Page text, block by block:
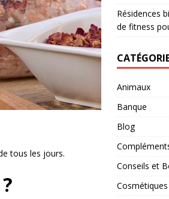
tous les jours.
Résidences
de fitness
Animaux
Banque
Blog
Conseils et
Cosmétiques